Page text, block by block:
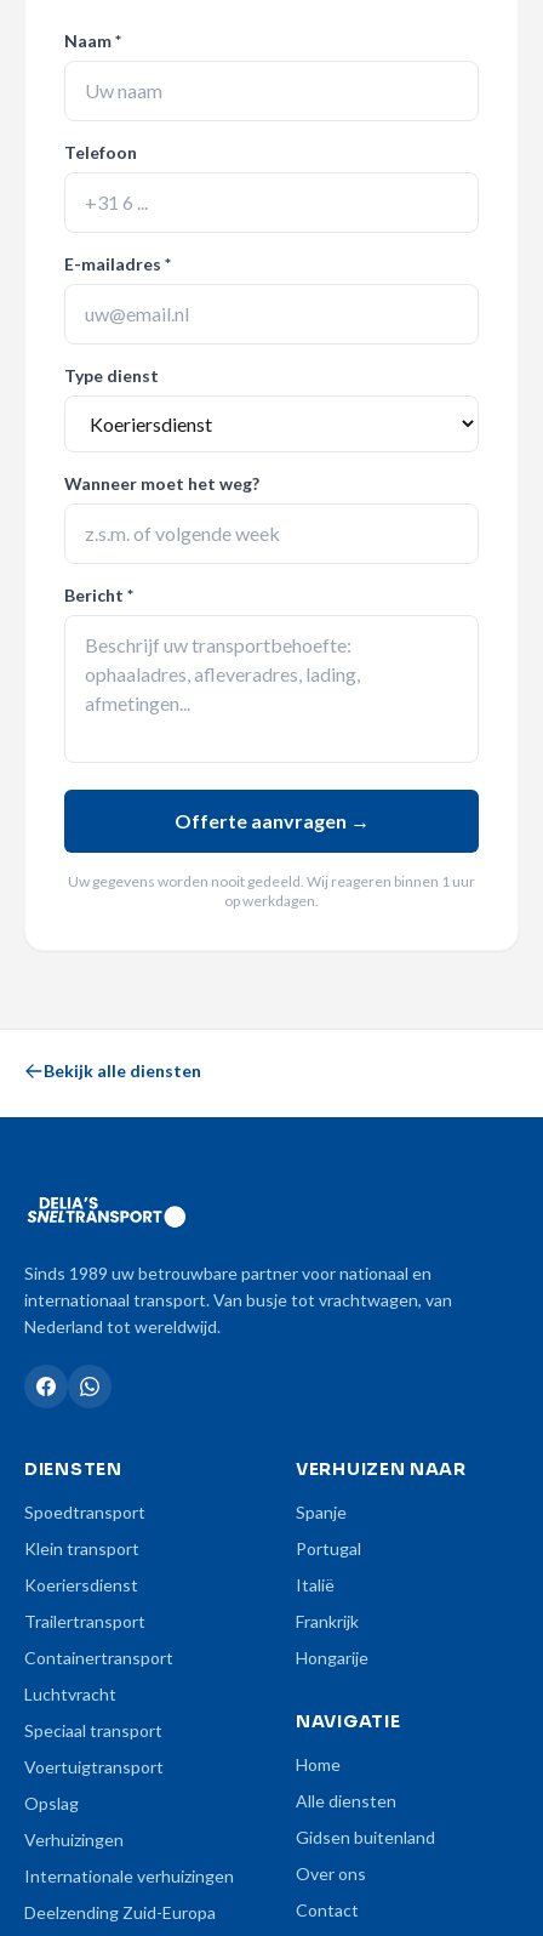
Naam *
Telefoon
E-mailadres *
Type dienst
Wanneer moet het weg?
Bericht *
Offerte aanvragen →
Uw gegevens worden nooit gedeeld. Wij reageren binnen 1 uur
op werkdagen.
Bekijk alle diensten
Sinds 1989 uw betrouwbare partner voor nationaal en
internationaal transport. Van busje tot vrachtwagen, van
Nederland tot wereldwijd.
DIENSTEN
Spoedtransport
Klein transport
Koeriersdienst
Trailertransport
Containertransport
Luchtvracht
Speciaal transport
Voertuigtransport
Opslag
Verhuizingen
Internationale verhuizingen
Deelzending Zuid-Europa
VERHUIZEN NAAR
Spanje
Portugal
Italië
Frankrijk
Hongarije
NAVIGATIE
Home
Alle diensten
Gidsen buitenland
Over ons
Contact